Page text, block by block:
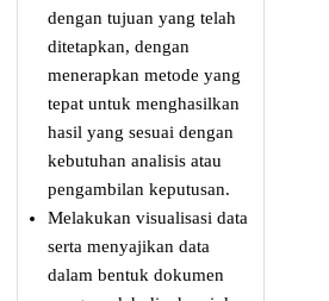
dengan tujuan yang telah
ditetapkan, dengan
menerapkan metode yang
tepat untuk menghasilkan
hasil yang sesuai dengan
kebutuhan analisis atau
pengambilan keputusan.
Melakukan visualisasi data
serta menyajikan data
dalam bentuk dokumen